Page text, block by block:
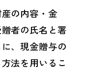
の内容・金
者の氏名と署
、現金贈与の
法を用いるこ